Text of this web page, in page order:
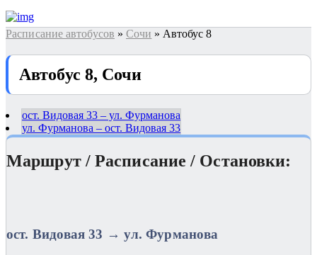
Расписание автобусов » Сочи » Автобус 8
Автобус 8, Сочи
ост. Видовая 33 – ул. Фурманова
ул. Фурманова – ост. Видовая 33
Маршрут / Расписание / Остановки:
ост. Видовая 33 → ул. Фурманова